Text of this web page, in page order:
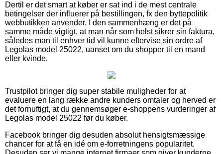
Dertil er det smart at køber er sat ind i de mest centrale
betingelser der influerer på bestillingen, fx den byttepolitik
webbutikken anvender. I den sammenhæng er det på
samme måde vigtigt, at man når som helst sikrer sin faktura,
således man til enhver tid vil kunne eftervise sin ordre af
Legolas model 25022, uanset om du shopper til en mand
eller kvinde.
Trustpilot bringer dig super stabile muligheder for at
evaluere en lang række andre kunders omtaler og herved er
det fornuftigt, at du gennemsøger e-shoppens vurderinger af
Legolas model 25022 før du køber.
Facebook bringer dig desuden absolut hensigtsmæssige
chancer for at få en idé om e-forretningens popularitet.